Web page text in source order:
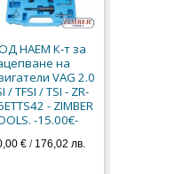
НАЕМ К-т за
на
VAG 2.0
/ TFSI / TSI - ZR-
- ZIMBER
-15.00€-
€/ 176,02 лв.